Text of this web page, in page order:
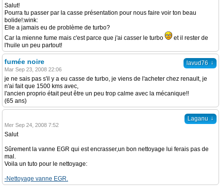
Salut!
Pourra tu passer par la casse présentation pour nous faire voir ton beau
bolide!:wink:
Elle a jamais eu de problème de turbo?
Car la mienne fume mais c'est parce que j'ai casser le turbo
et il rester de
l'huile un peu partout!
lavud76 ↓
fumée noire
Mar Sep 23, 2008 22:06
je ne sais pas s'il y a eu casse de turbo, je viens de l'acheter chez renault, je
n'ai fait que 1500 kms avec,
l'ancien proprio était peut être un peu trop calme avec la mécanique!!
(65 ans)
Laganu ↓
Mer Sep 24, 2008 7:52
Salut
Sûrement la vanne EGR qui est encrasser,un bon nettoyage lui ferais pas de
mal.
Voila un tuto pour le nettoyage:
-Nettoyage vanne EGR.